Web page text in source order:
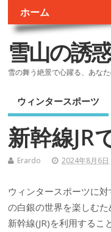
ホーム
雪山の誘
雪の舞う絶景で心躍る、あな
ウィンタースポーツ
新幹線JR
Erardo 2024年8月6日
ウィンタースポーツに
の白銀の世界を楽しむ
新幹線(JR)を利用するこ